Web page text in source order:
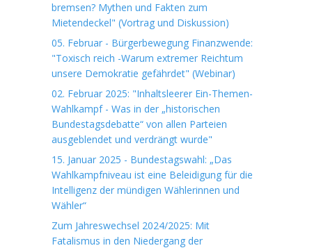
bremsen? Mythen und Fakten zum
Mietendeckel" (Vortrag und Diskussion)
05. Februar - Bürgerbewegung Finanzwende:
"Toxisch reich -Warum extremer Reichtum
unsere Demokratie gefährdet" (Webinar)
02. Februar 2025: "Inhaltsleerer Ein-Themen-
Wahlkampf - Was in der „historischen
Bundestagsdebatte“ von allen Parteien
ausgeblendet und verdrängt wurde"
15. Januar 2025 - Bundestagswahl: „Das
Wahlkampfniveau ist eine Beleidigung für die
Intelligenz der mündigen Wählerinnen und
Wähler“
Zum Jahreswechsel 2024/2025: Mit
Fatalismus in den Niedergang der